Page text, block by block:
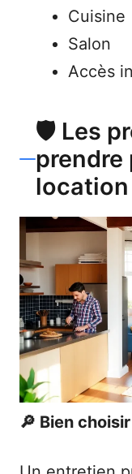
Cuisine
Salon
Accès
🛡️ Les
prendre
🔎 Bien